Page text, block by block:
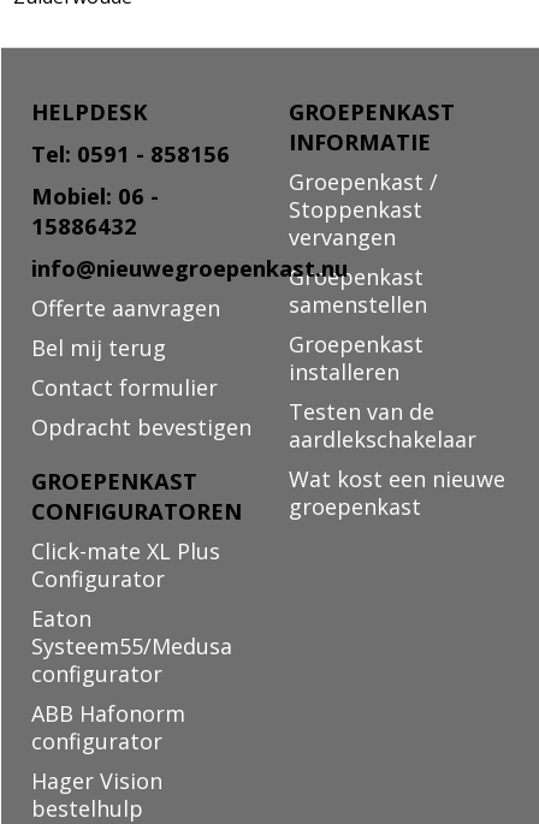
GROEPENKAST
INFORMATIE
Groepenkast /
Stoppenkast
vervangen
Groepenkast
samenstellen
Groepenkast
installeren
Testen van de
aardlekschakelaar
Wat kost een nieuwe
groepenkast
HELPDESK
Tel: 0591 - 858156
Mobiel: 06 -
15886432
info@nieuwegroepenkast.nu
Offerte aanvragen
Bel mij terug
Contact formulier
Opdracht bevestigen
GROEPENKAST
CONFIGURATOREN
Click-mate XL Plus
Configurator
Eaton
Systeem55/Medusa
configurator
ABB Hafonorm
configurator
Hager Vision
bestelhulp